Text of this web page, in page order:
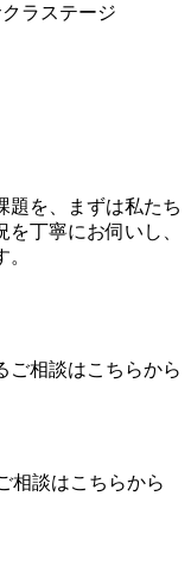
ラステージ
題を、まずは私たち
丁寧にお伺いし、
ご相談はこちらから
相談はこちらから